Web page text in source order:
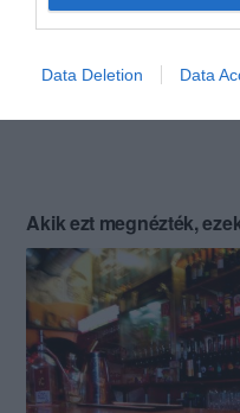
Data Deletion Data
Akik ezt megnézték,